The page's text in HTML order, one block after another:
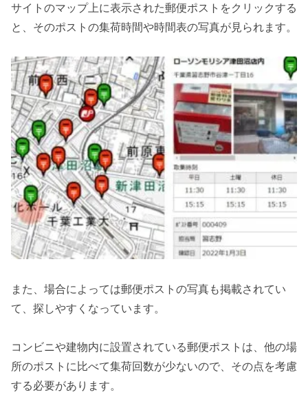
サイトのマップ上に表示された郵便ポストをクリックする
と、そのポストの集荷時間や時間表の写真が見られます。
また、場合によっては郵便ポストの写真も掲載されてい
て、探しやすくなっています。
コンビニや建物内に設置されている郵便ポストは、他の場
所のポストに比べて集荷回数が少ないので、その点を考慮
する必要があります。